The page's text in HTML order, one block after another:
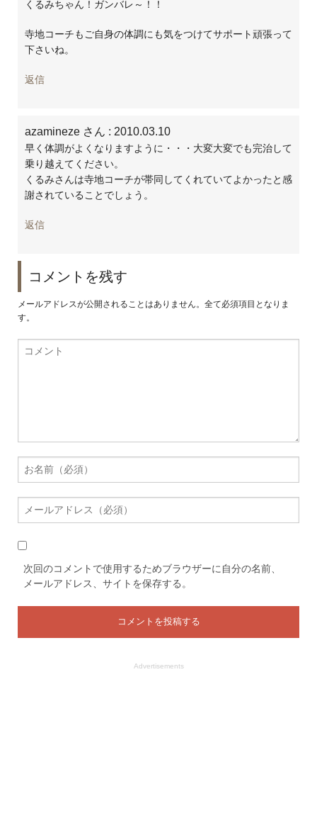
くるみちゃん！ガンバレ～！！
寺地コーチもご自身の体調にも気をつけてサポート頑張って
下さいね。
返信
azamineze さん : 2010.03.10
早く体調がよくなりますように・・・大変大変でも完治して
乗り越えてください。
くるみさんは寺地コーチが帯同してくれていてよかったと感
謝されていることでしょう。
返信
コメントを残す
メールアドレスが公開されることはありません。全て必須項目となりま
す。
次回のコメントで使用するためブラウザーに自分の名前、
メールアドレス、サイトを保存する。
Advertisements